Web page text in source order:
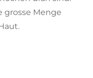
grosse Menge